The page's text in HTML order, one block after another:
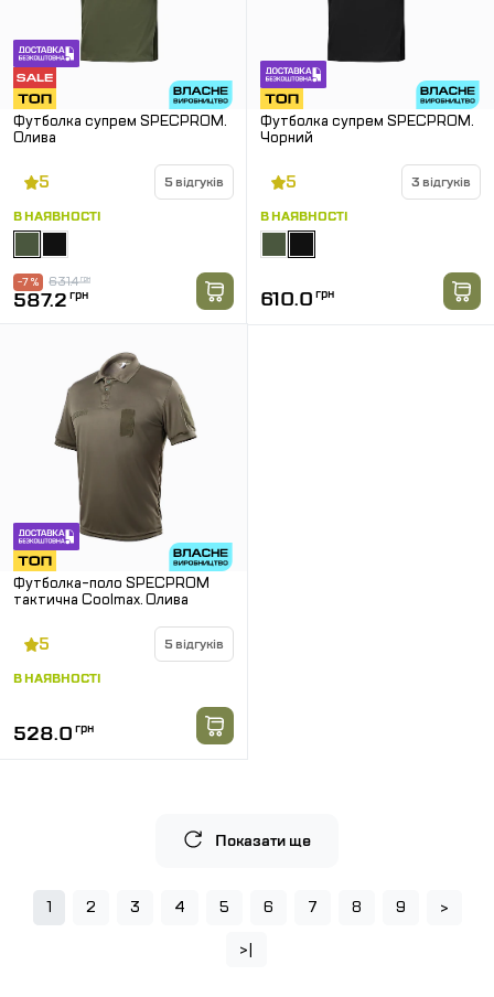
Футболка супрем SPECPROM.
Олива
5 5 відгуків
В НАЯВНОСТІ
631.4грн
-7 %
587.2 грн
Футболка супрем SPECPROM.
Чорний
5 3 відгуків
В НАЯВНОСТІ
610.0 грн
Футболка-поло SPECPROM
тактична Coolmax. Олива
5 5 відгуків
В НАЯВНОСТІ
528.0 грн
Показати ще
1 2 3 4 5 6 7 8 9
>
>|